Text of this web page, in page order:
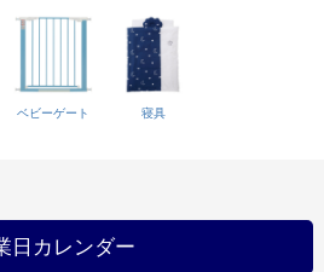
ベビーゲート 寝具
日カレンダー